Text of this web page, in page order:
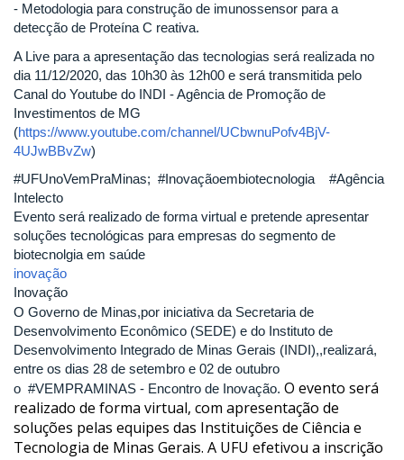
- Metodologia para construção de imunossensor para a
detecção de Proteína C reativa.
A Live para a apresentação das tecnologias será realizada no
dia 11/12/2020, das 10h30 às 12h00 e será transmitida pelo
Canal do Youtube do INDI - Agência de Promoção de
Investimentos de MG
(https://www.youtube.com/channel/UCbwnuPofv4BjV-
4UJwBBvZw)
#UFUnoVemPraMinas; #Inovaçãoembiotecnologia #Agência
Intelecto
Evento será realizado de forma virtual e pretende apresentar
soluções tecnológicas para empresas do segmento de
biotecnolgia em saúde
inovação
Inovação
O Governo de Minas,por iniciativa da Secretaria de
Desenvolvimento Econômico (SEDE) e do Instituto de
Desenvolvimento Integrado de Minas Gerais (INDI),,realizará,
entre os dias 28 de setembro e 02 de outubro
o #VEMPRAMINAS - Encontro de Inovação. O evento será
realizado de forma virtual, com apresentação de
soluções pelas equipes das Instituições de Ciência e
Tecnologia de Minas Gerais. A UFU efetivou a inscrição